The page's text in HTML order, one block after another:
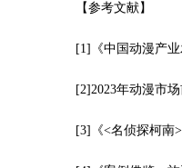
【参考文献】
[1]《中国动漫产业
[2]2023年动漫市
[3]《<名侦探柯南